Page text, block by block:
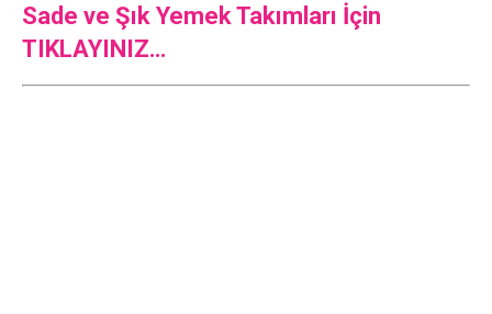
Sade ve Şık Yemek Takımları İçin
TIKLAYINIZ…